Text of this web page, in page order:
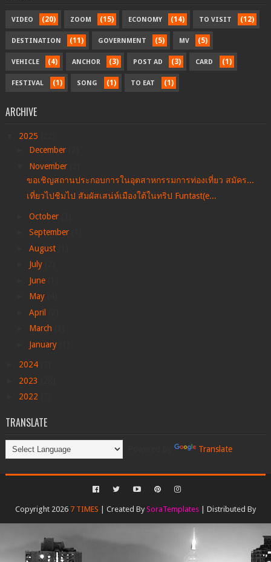
VIDEO (20) ZOOM (15) ECONOMY (14) TO VISIT (12)
DESTINATION (11) GOVERNMENT (5) MV (5)
VEHICLE (4) ANCHOR (3) POST AD (3) CARD (1)
FESTIVAL (1) SONG (1) TO EAT (1)
ARCHIVE
2025
December
November
ขอเชิญสถานประกอบการในอุตสาหกรรมการท่องเที่ยว สมัคร...
เที่ยวไปชิมไป สัมผัสเสน่ห์เมืองใต้ในทริป Funtast(e...
October
September
August
July
June
May
April
March
January
2024
2023
2022
TRANSLATE
Translate
Copyright 2026 7 TIMES | Created By SoraTemplates| Distributed By